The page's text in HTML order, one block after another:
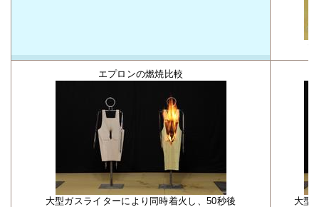
エプロンの燃焼比較
大型ガスライターにより同時着火し、50秒後 大型